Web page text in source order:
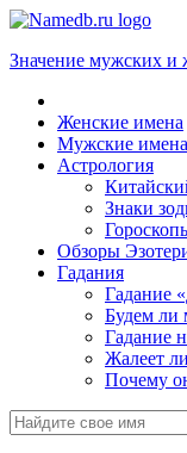
Значение мужских и
Женские имена
Мужские имена
Астрология
Знаки
Обзоры
Гадания
Гадание
Будем ли
Гадание
Жалеет
Почему